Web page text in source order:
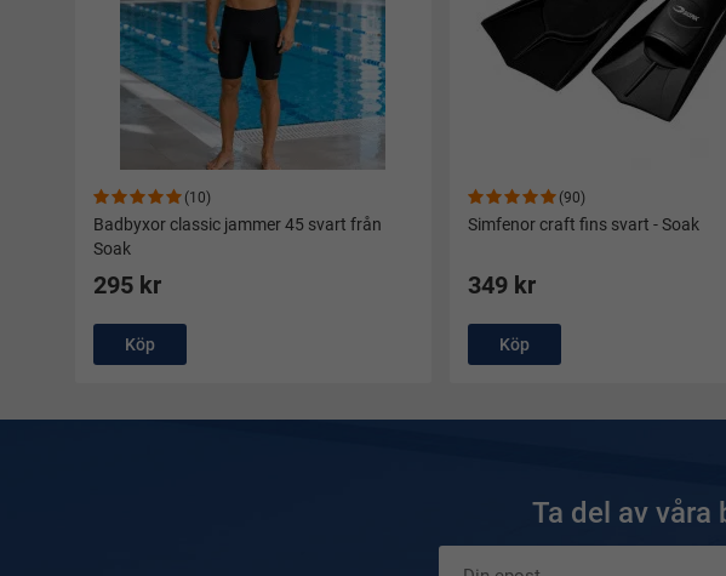
(10)
Badbyxor classic jammer 45 svart från
Soak
295 kr
Köp
(90)
Simfenor craft fins svart - Soak
349 kr
Köp
Ta del av våra